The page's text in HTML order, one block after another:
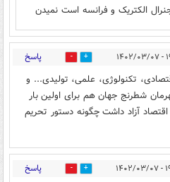
الکتریک و فرانسه است نمیدن
11 پاسخ
تکنولوژی، علمی، تولیدی...‌ و
شطرنج جهان هم برای اولین بار
آزاد داشت چگونه دستور تحریم
6 پاسخ